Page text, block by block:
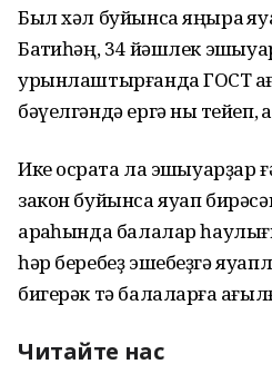
Был хәл буйынса яңыраҡ
Баҡтиһәң, 34 йәшлек
урынлаштырғанда ГОСТ
бәүелгәндә ергә ныҡ тейеп,
Ике осраҡта ла эшҡыуарҙар
закон буйынса яуап
арҡаһында балалар
һәр беребеҙ эшебеҙгә
бигерәк тә балаларға
Читайте нас